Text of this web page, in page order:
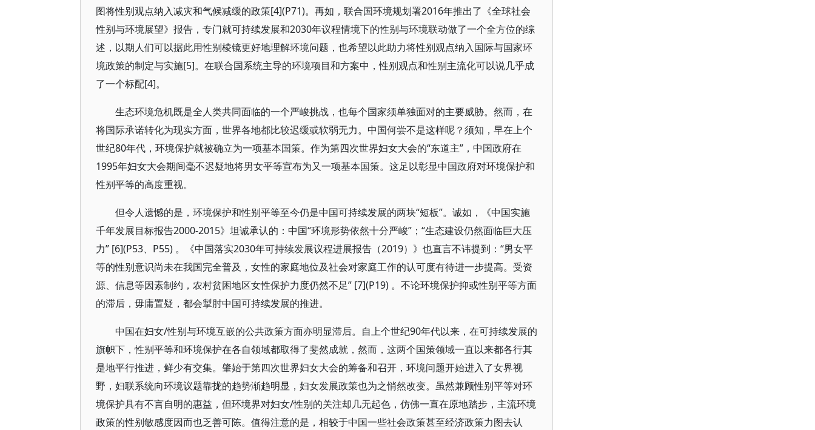
图将性别观点纳入减灾和气候减缓的政策[4](P71)。再如，联合国环境规划署2016年推出了《全球社会
性别与环境展望》报告，专门就可持续发展和2030年议程情境下的性别与环境联动做了一个全方位的综
述，以期人们可以据此用性别棱镜更好地理解环境问题，也希望以此助力将性别观点纳入国际与国家环
境政策的制定与实施[5]。在联合国系统主导的环境项目和方案中，性别观点和性别主流化可以说几乎成
了一个标配[4]。
生态环境危机既是全人类共同面临的一个严峻挑战，也每个国家须单独面对的主要威胁。然而，在
将国际承诺转化为现实方面，世界各地都比较迟缓或软弱无力。中国何尝不是这样呢？须知，早在上个
世纪80年代，环境保护就被确立为一项基本国策。作为第四次世界妇女大会的“东道主”，中国政府在
1995年妇女大会期间毫不迟疑地将男女平等宣布为又一项基本国策。这足以彰显中国政府对环境保护和
性别平等的高度重视。
但令人遗憾的是，环境保护和性别平等至今仍是中国可持续发展的两块“短板”。诚如，《中国实施
千年发展目标报告2000-2015》坦诚承认的：中国“环境形势依然十分严峻”；“生态建设仍然面临巨大压
力” [6](P53、P55) 。《中国落实2030年可持续发展议程进展报告（2019）》也直言不讳提到：“男女平
等的性别意识尚未在我国完全普及，女性的家庭地位及社会对家庭工作的认可度有待进一步提高。受资
源、信息等因素制约，农村贫困地区女性保护力度仍然不足” [7](P19) 。不论环境保护抑或性别平等方面
的滞后，毋庸置疑，都会掣肘中国可持续发展的推进。
中国在妇女/性别与环境互嵌的公共政策方面亦明显滞后。自上个世纪90年代以来，在可持续发展的
旗帜下，性别平等和环境保护在各自领域都取得了斐然成就，然而，这两个国策领域一直以来都各行其
是地平行推进，鲜少有交集。肇始于第四次世界妇女大会的筹备和召开，环境问题开始进入了女界视
野，妇联系统向环境议题靠拢的趋势渐趋明显，妇女发展政策也为之悄然改变。虽然兼顾性别平等对环
境保护具有不言自明的惠益，但环境界对妇女/性别的关注却几无起色，仿佛一直在原地踏步，主流环境
政策的性别敏感度因而也乏善可陈。值得注意的是，相较于中国一些社会政策甚至经济政策力图去认